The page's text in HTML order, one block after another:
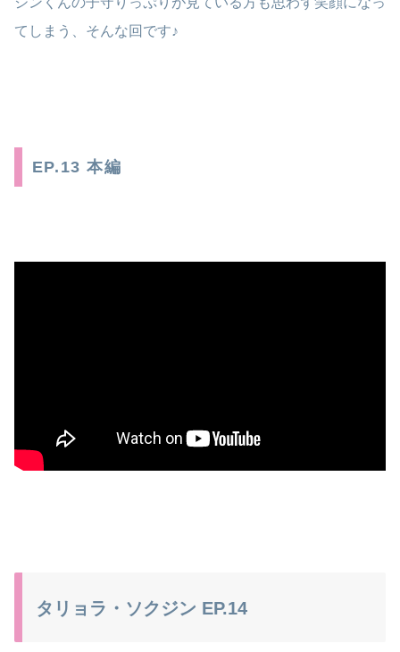
てしまう、そんな回です♪
EP.13 本編
タリョラ・ソクジン EP.14